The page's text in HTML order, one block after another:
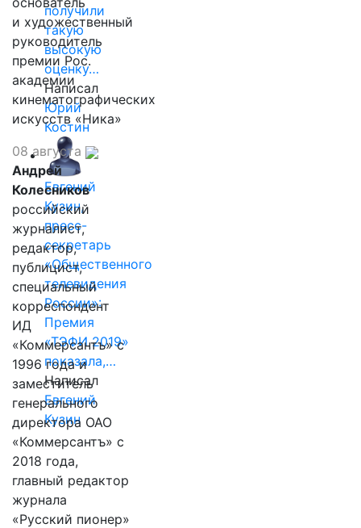
получили
такую
высокую
оценку…
Написал
Юрий
Костин
Евгений
Кузин,
пресс-
секретарь
«Общественного
телевидения
России»:
Премия
«ТЭФИ 2019»
показала,…
Написал
Евгений
Кузин
и художественный
руководитель
премии Рос.
академии
кинематографических
искусств «Ника»
08 августа
Андрей
Колесников
российский
журналист,
редактор,
публицист,
специальный
корреспондент
ИД
«Коммерсантъ» с
1996 года и
заместитель
генерального
директора ОАО
«Коммерсантъ» с
2018 года,
главный редактор
журнала
«Русский пионер»